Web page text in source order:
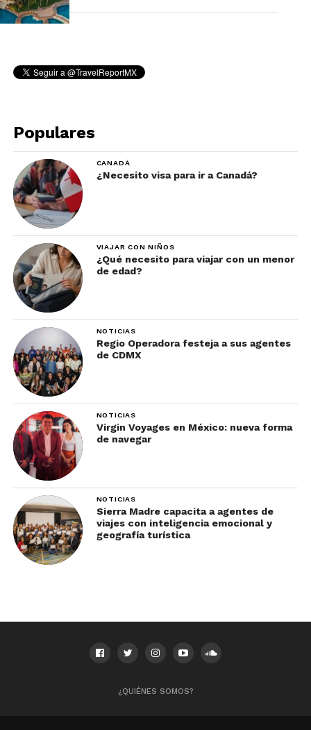
Populares
CANADÁ
¿Necesito visa para ir a Canadá?
VIAJAR CON NIÑOS
¿Qué necesito para viajar con un menor
de edad?
NOTICIAS
Regio Operadora festeja a sus agentes
de CDMX
NOTICIAS
Virgin Voyages en México: nueva forma
de navegar
NOTICIAS
Sierra Madre capacita a agentes de
viajes con inteligencia emocional y
geografía turística
¿QUIÉNES SOMOS?